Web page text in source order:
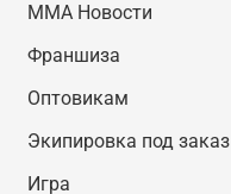
MMA Новости
Франшиза
Оптовикам
Экипировка под заказ
Игра